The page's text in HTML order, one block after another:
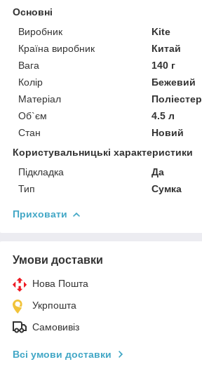
Основні
Виробник
Kite
Країна виробник
Китай
Вага
140 г
Колір
Бежевий
Матеріал
Поліестер
Об`єм
4.5 л
Стан
Новий
Користувальницькі характеристики
Підкладка
Да
Тип
Сумка
Приховати
Умови доставки
Нова Пошта
Укрпошта
Самовивіз
Всі умови доставки